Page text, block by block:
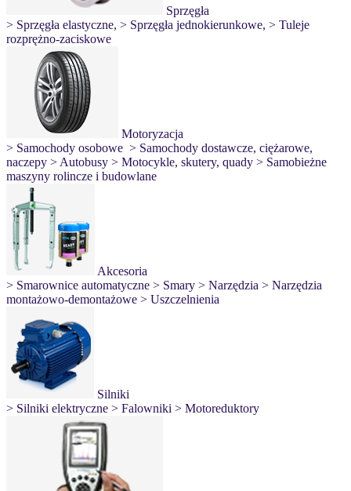
Sprzęgła
> Sprzęgła elastyczne, > Sprzęgła jednokierunkowe, > Tuleje
rozprężno-zaciskowe
Motoryzacja
> Samochody osobowe > Samochody dostawcze, ciężarowe,
naczepy > Autobusy > Motocykle, skutery, quady > Samobieżne
maszyny rolincze i budowlane
Akcesoria
> Smarownice automatyczne > Smary > Narzędzia > Narzędzia
montażowo-demontażowe > Uszczelnienia
Silniki
> Silniki elektryczne > Falowniki > Motoreduktory